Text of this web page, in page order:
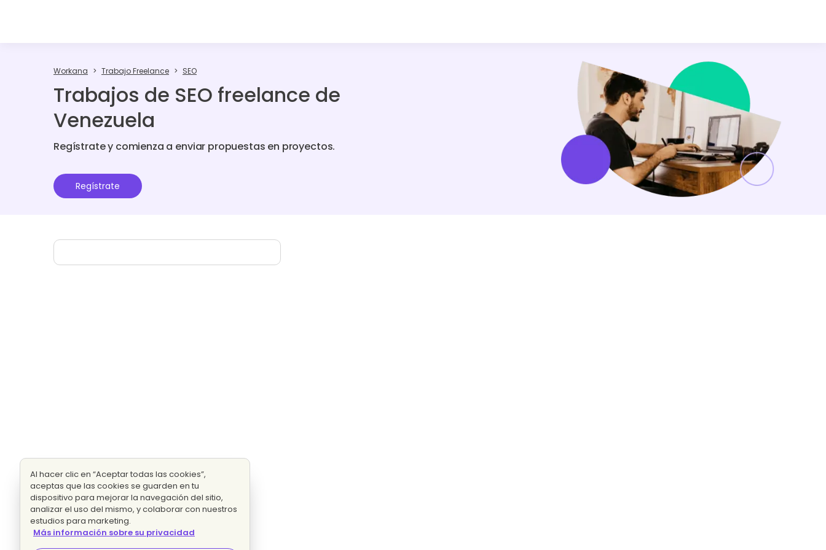
Workana Trabajo Freelance SEO
Trabajos de SEO freelance de
Venezuela
Regístrate y comienza a enviar propuestas en proyectos.
Regístrate
Al hacer clic en “Aceptar todas las cookies”,
aceptas que las cookies se guarden en tu
dispositivo para mejorar la navegación del sitio,
analizar el uso del mismo, y colaborar con nuestros
estudios para marketing.
Más información sobre su privacidad